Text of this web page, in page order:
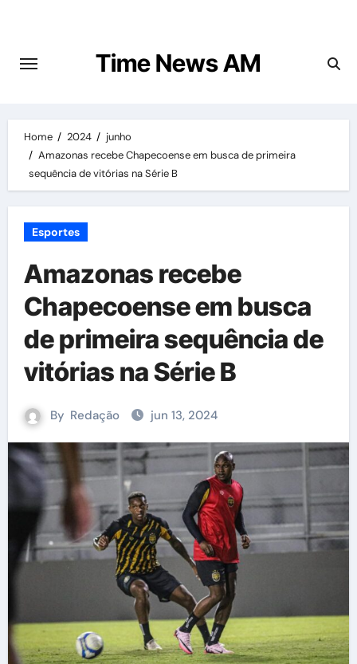
content
Time News AM
Home 2024
junho
Amazonas recebe Chapecoense em busca de primeira
sequência de vitórias na Série B
Esportes
Amazonas recebe
Chapecoense em busca
de primeira sequência de
vitórias na Série B
By Redação jun 13, 2024